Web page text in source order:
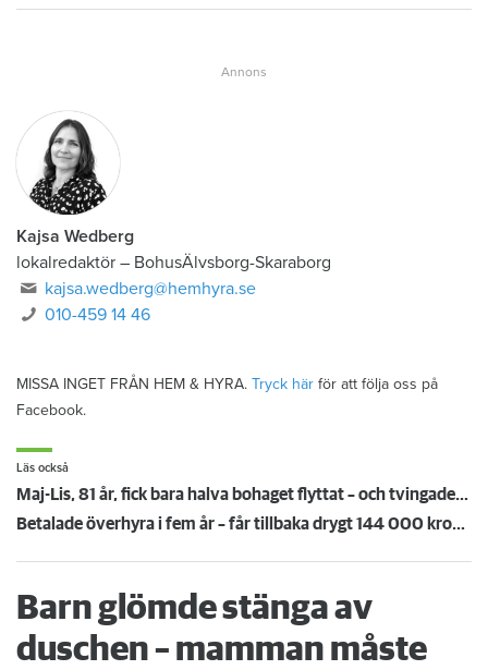
Kajsa Wedberg
lokalredaktör – BohusÄlvsborg-Skaraborg
kajsa.wedberg@hemhyra.se
010-459 14 46
MISSA INGET FRÅN HEM & HYRA. Tryck här för att följa oss på
Facebook.
Läs också
Maj-Lis, 81 år, fick bara halva bohaget flyttat – och tvingades betala 7 800 kronor extra
Betalade överhyra i fem år – får tillbaka drygt 144 000 kronor: "Jättechockad"
Barn glömde stänga av
duschen – mamman måste